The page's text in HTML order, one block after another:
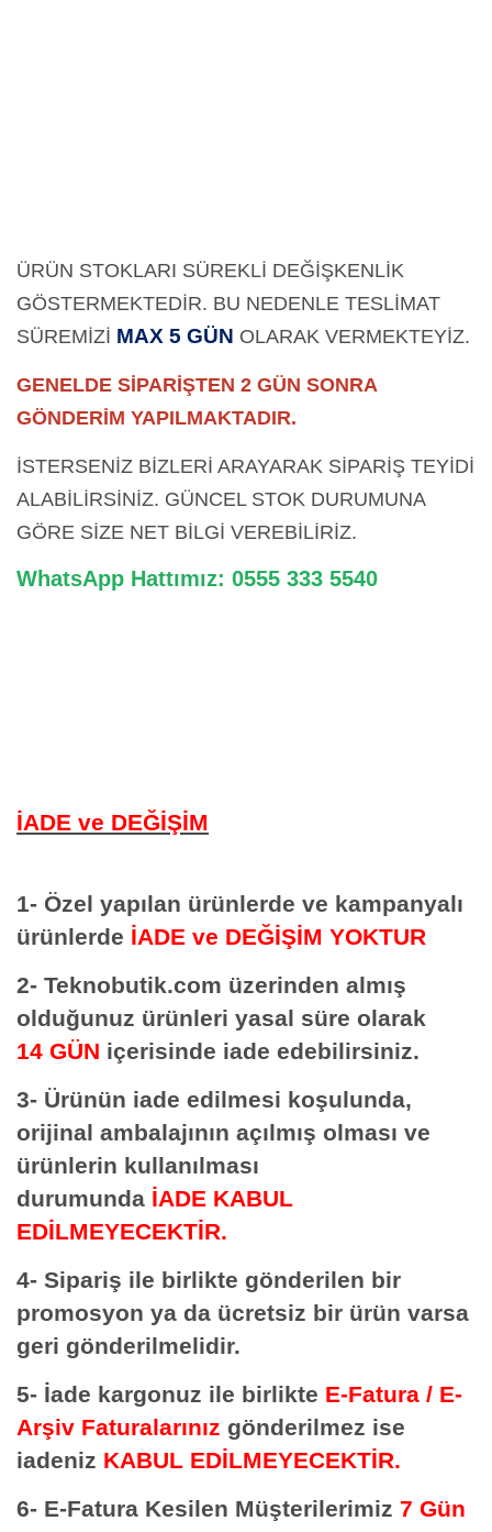
ÜRÜN STOKLARI SÜREKLİ DEĞİŞKENLİK
GÖSTERMEKTEDİR. BU NEDENLE TESLİMAT
SÜREMİZİ MAX 5 GÜN OLARAK VERMEKTEYİZ.
GENELDE SİPARİŞTEN 2 GÜN SONRA
GÖNDERİM YAPILMAKTADIR.
İSTERSENİZ BİZLERİ ARAYARAK SİPARİŞ TEYİDİ
ALABİLİRSİNİZ. GÜNCEL STOK DURUMUNA
GÖRE SİZE NET BİLGİ VEREBİLİRİZ.
WhatsApp Hattımız: 0555 333 5540
İADE ve DEĞİŞİM
1- Özel yapılan ürünlerde ve kampanyalı
ürünlerde İADE ve DEĞİŞİM YOKTUR
2- Teknobutik.com üzerinden almış
olduğunuz ürünleri yasal süre olarak
14 GÜN içerisinde iade edebilirsiniz.
3- Ürünün iade edilmesi koşulunda,
orijinal ambalajının açılmış olması ve
ürünlerin kullanılması
durumunda İADE KABUL
EDİLMEYECEKTİR.
4- Sipariş ile birlikte gönderilen bir
promosyon ya da ücretsiz bir ürün varsa
geri gönderilmelidir.
5- İade kargonuz ile birlikte E-Fatura / E-
Arşiv Faturalarınız gönderilmez ise
iadeniz KABUL EDİLMEYECEKTİR.
6- E-Fatura Kesilen Müşterilerimiz 7 Gün